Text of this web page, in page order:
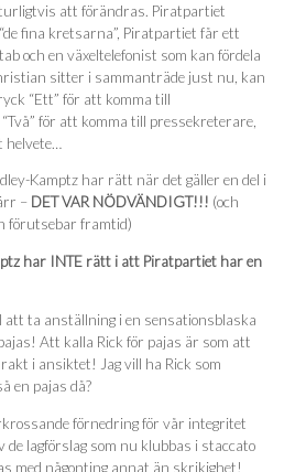
att förändras. Piratpartiet
fina kretsarna”, Piratpartiet får ett
och en växeltelefonist som kan fördela
sitter i sammanträde just nu, kan
“Ett” för att komma till
för att komma till pressekreterare,
helvete…
Kamptz har rätt när det gäller en del i
– DET VAR NÖDVÄNDIGT!!! (och
förutsebar framtid)
har INTE rätt i att Piratpartiet har en
att ta anställning i en sensationsblaska
Att kalla Rick för pajas är som att
i ansiktet! Jag vill ha Rick som
en pajas då?
förnedring för vår integritet
de lagförslag som nu klubbas i staccato
med någonting annat än skrikighet!